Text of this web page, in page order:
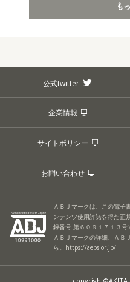
公式twitter
企業情報
サイトポリシー
お問い合わせ
ＡＢＪマークは、この電子
ンテンツ使用許諾を得た正
録番号 第６０９１７１３号
ＡＢＪマークの詳細、ＡＢ
ら。 https://aebs.or.jp/